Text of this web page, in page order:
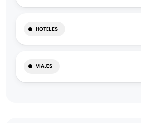
HOTELES
VIAJES